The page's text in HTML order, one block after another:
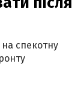
спекотну